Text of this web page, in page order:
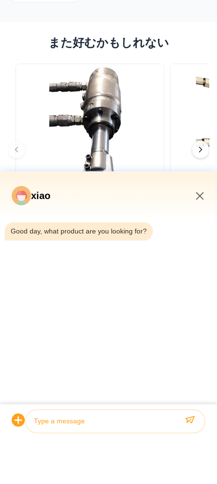
また好むかもしれない
トンネルボーリングマシン用OEMダブルシ
ールドTBMテレスコピック油圧シリンダー
xiao
Good day, what product are you looking for?